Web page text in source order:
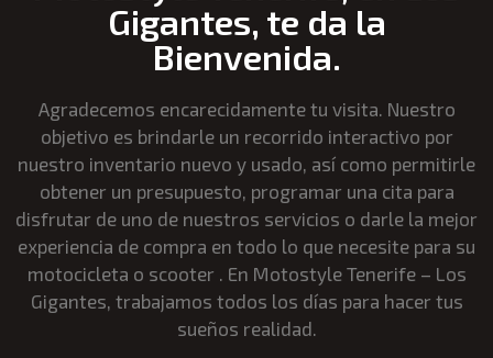
Gigantes, te da la
Bienvenida.
Agradecemos encarecidamente tu visita. Nuestro
objetivo es brindarle un recorrido interactivo por
nuestro inventario nuevo y usado, así como permitirle
obtener un presupuesto, programar una cita para
disfrutar de uno de nuestros servicios o darle la mejor
experiencia de compra en todo lo que necesite para su
motocicleta o scooter . En Motostyle Tenerife – Los
Gigantes, trabajamos todos los días para hacer tus
sueños realidad.